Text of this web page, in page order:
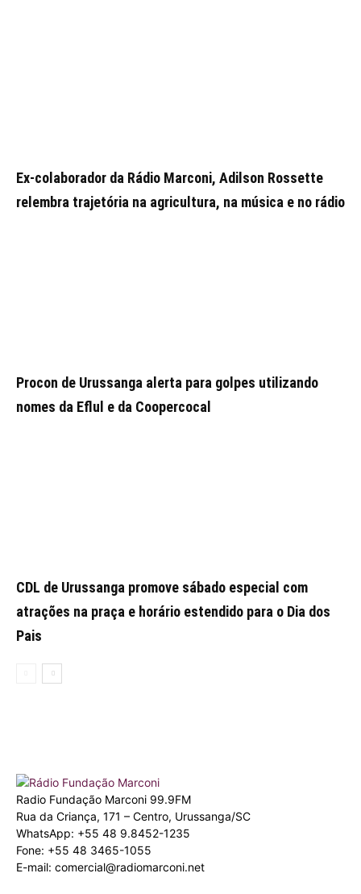
Ex-colaborador da Rádio Marconi, Adilson Rossette
relembra trajetória na agricultura, na música e no rádio
Procon de Urussanga alerta para golpes utilizando
nomes da Eflul e da Coopercocal
CDL de Urussanga promove sábado especial com
atrações na praça e horário estendido para o Dia dos
Pais
Radio Fundação Marconi 99.9FM
Rua da Criança, 171 – Centro, Urussanga/SC
WhatsApp: +55 48 9.8452-1235
Fone: +55 48 3465-1055
E-mail: comercial@radiomarconi.net